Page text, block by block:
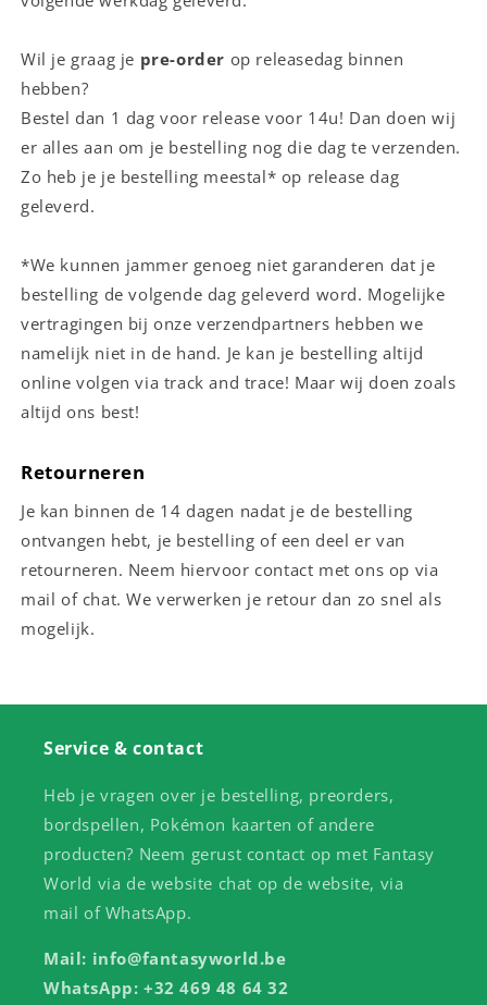
Wil je graag je pre-order op releasedag binnen
hebben?
Bestel dan 1 dag voor release voor 14u! Dan doen wij
er alles aan om je bestelling nog die dag te verzenden.
Zo heb je je bestelling meestal* op release dag
geleverd.
*We kunnen jammer genoeg niet garanderen dat je
bestelling de volgende dag geleverd word. Mogelijke
vertragingen bij onze verzendpartners hebben we
namelijk niet in de hand. Je kan je bestelling altijd
online volgen via track and trace! Maar wij doen zoals
altijd ons best!
Retourneren
Je kan binnen de 14 dagen nadat je de bestelling
ontvangen hebt, je bestelling of een deel er van
retourneren. Neem hiervoor contact met ons op via
mail of chat. We verwerken je retour dan zo snel als
mogelijk.
Service & contact
Heb je vragen over je bestelling, preorders,
bordspellen, Pokémon kaarten of andere
producten? Neem gerust contact op met Fantasy
World via de website chat op de website, via
mail of WhatsApp.
Mail: info@fantasyworld.be
WhatsApp: +32 469 48 64 32